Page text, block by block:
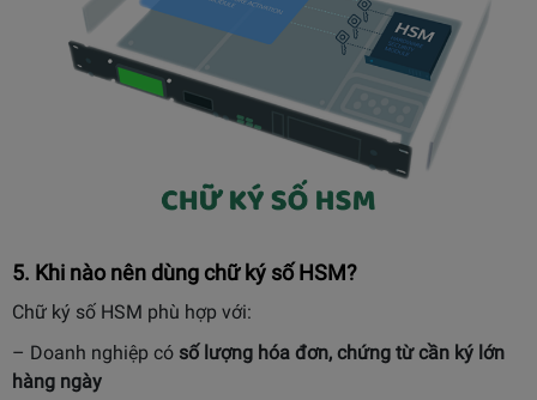
5. Khi nào nên dùng chữ ký số HSM?
Chữ ký số HSM phù hợp với:
– Doanh nghiệp có số lượng hóa đơn, chứng từ cần ký lớn
hàng ngày